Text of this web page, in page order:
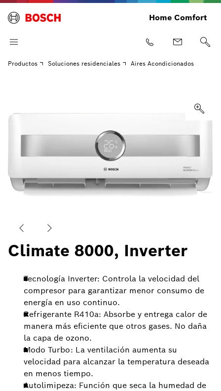
Home Comfort
Productos Soluciones residenciales Aires Acondicionados
Climate 8000, Inverter
Tecnología Inverter: Controla la velocidad del
compresor para garantizar menor consumo de
energía en uso continuo.
Refrigerante R410a: Absorbe y entrega calor de
manera más eficiente que otros gases. No daña
la capa de ozono.
Modo Turbo: La ventilación aumenta su
velocidad para alcanzar la temperatura deseada
en menos tiempo.
Autolimipeza: Función que seca la humedad de